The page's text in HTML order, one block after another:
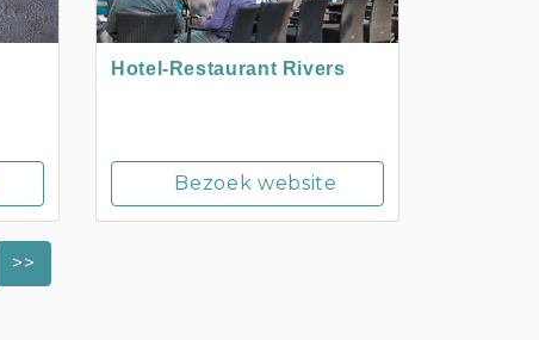
Hotel-Restaurant Rivers
Bezoek website
>>